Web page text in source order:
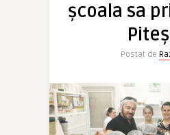
şcoala sa
Postat de